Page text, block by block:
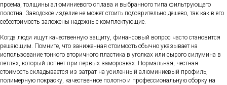
проема, толщины алюминиевого сплава и выбранного типа фильтрующего
полотна. Заводское изделие не может стоить подозрительно дешево, так как в его
себестоимость заложены надежные комплектующие.
Когда люди ищут качественную защиту, финансовый вопрос часто становится
решающим. Помните, что заниженная стоимость обычно указывает на
использование тонкого вторичного пластика в уголках или сырого силумина в
петлях, который лопнет при первых заморозках. Нормальная, честная
стоимость складывается из затрат на усиленный алюминиевый профиль,
полимерную покраску, качественное полотно и профессиональную сборку на